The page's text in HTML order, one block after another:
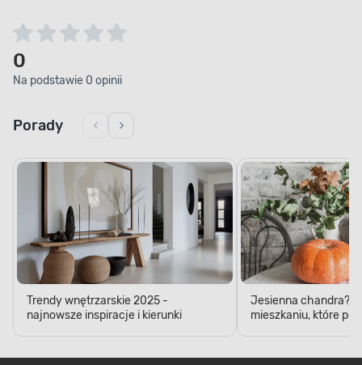
0
Na podstawie 0 opinii
Trendy wnętrzarskie 2025 -
najnowsze inspiracje i kierunki
Jesienna chandra?
mieszkaniu, które